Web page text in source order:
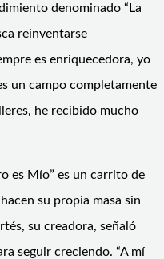
denominado “La
reinventarse
es enriquecedora, yo
un campo completamente
he recibido mucho
es Mío” es un carrito de
su propia masa sin
su creadora, señaló
seguir creciendo. “A mí